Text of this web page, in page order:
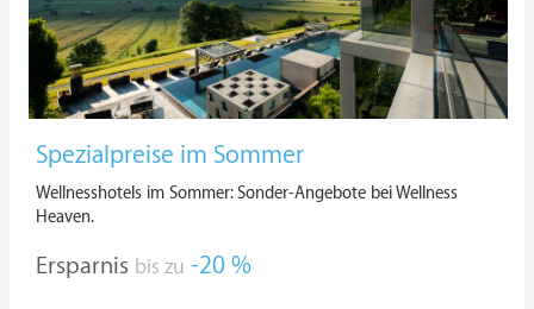
Spezialpreise im Sommer
Wellnesshotels im Sommer: Sonder-Angebote bei Wellness
Heaven.
Ersparnis bis zu -20 %